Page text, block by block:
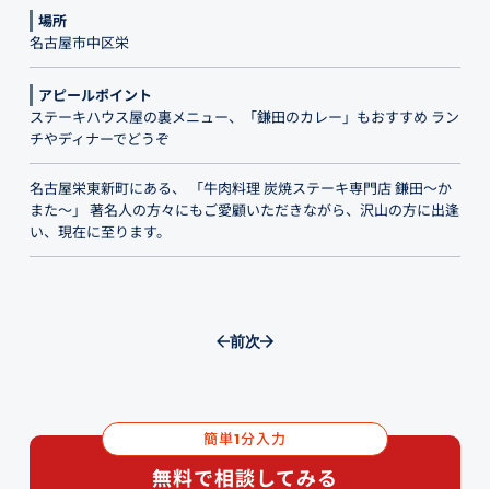
場所
名古屋市中区栄
アピールポイント
ステーキハウス屋の裏メニュー、「鎌田のカレー」もおすすめ ラン
チやディナーでどうぞ
名古屋栄東新町にある、 「牛肉料理 炭焼ステーキ専門店 鎌田～か
また～」 著名人の方々にもご愛顧いただきながら、沢山の方に出逢
い、現在に至ります。
前次
簡単1分入力
無料で相談してみる